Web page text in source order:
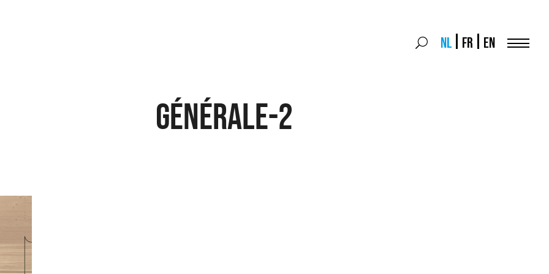
Search
Search
NL FR EN
Générale-2